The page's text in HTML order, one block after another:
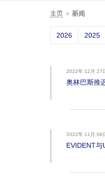
主页 新闻
2026 2025
2022年 12月 27
奥林巴斯推
2022年 11月 08
EVIDENT